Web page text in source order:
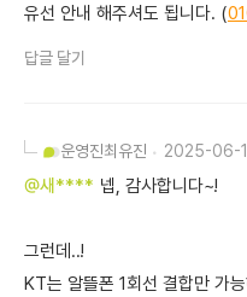
유선 안내 해주셔도 됩니다. (
답글 달기
운영진최유진 2025-06-
@새**** 넵, 감사합니다~!
그런데..!
KT는 알뜰폰 1회선 결합만 가